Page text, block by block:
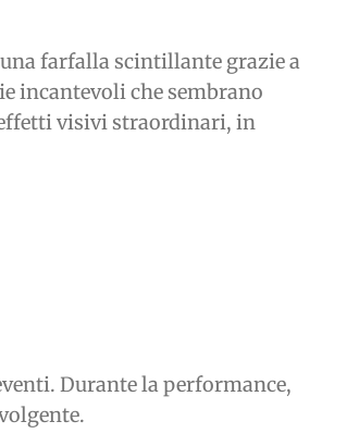
farfalla scintillante grazie a
incantevoli che sembrano
visivi straordinari, in
Durante la performance,